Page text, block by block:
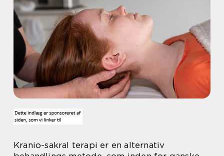
Kranio-sakral terapi er en alternativ